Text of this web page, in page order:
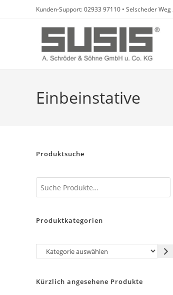
Kunden-Support: 02933 97110 • Selscheder
Einbeinstative
Produktsuche
Produktkategorien
Kategorie
Kürzlich angesehene Produkte